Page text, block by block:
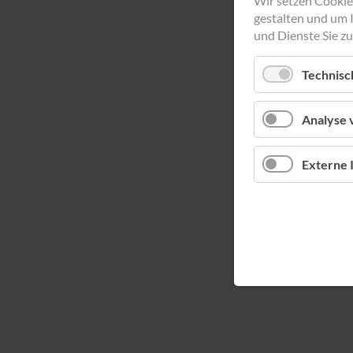
gestalten und um
und Dienste Sie
Analyse
Externe